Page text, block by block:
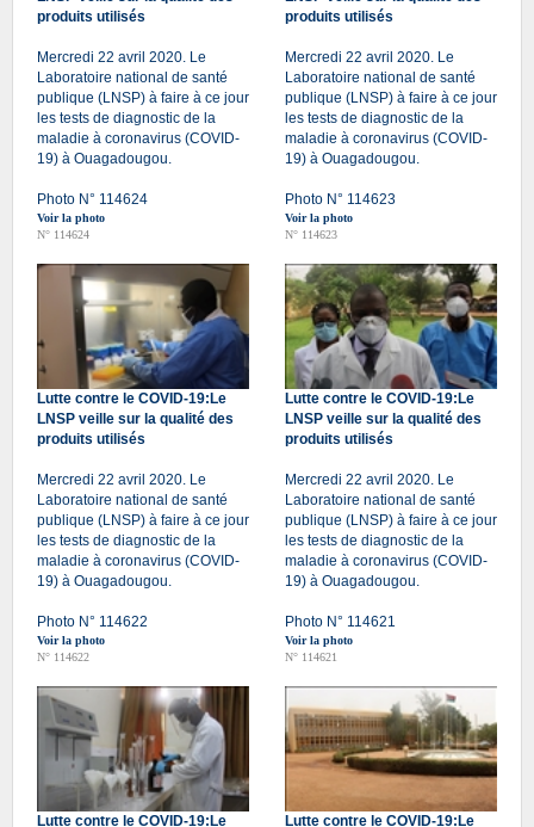
produits utilisés
Mercredi 22 avril 2020. Le
Laboratoire national de santé
publique (LNSP) à faire à ce jour
les tests de diagnostic de la
maladie à coronavirus (COVID-
19) à Ouagadougou.
Photo N° 114624
Voir la photo
N° 114624
produits utilisés
Mercredi 22 avril 2020. Le
Laboratoire national de santé
publique (LNSP) à faire à ce jour
les tests de diagnostic de la
maladie à coronavirus (COVID-
19) à Ouagadougou.
Photo N° 114623
Voir la photo
N° 114623
Lutte contre le COVID-19:Le
LNSP veille sur la qualité des
produits utilisés
Mercredi 22 avril 2020. Le
Laboratoire national de santé
publique (LNSP) à faire à ce jour
les tests de diagnostic de la
maladie à coronavirus (COVID-
19) à Ouagadougou.
Photo N° 114622
Voir la photo
N° 114622
Lutte contre le COVID-19:Le
LNSP veille sur la qualité des
produits utilisés
Mercredi 22 avril 2020. Le
Laboratoire national de santé
publique (LNSP) à faire à ce jour
les tests de diagnostic de la
maladie à coronavirus (COVID-
19) à Ouagadougou.
Photo N° 114621
Voir la photo
N° 114621
Lutte contre le COVID-19:Le
Lutte contre le COVID-19:Le